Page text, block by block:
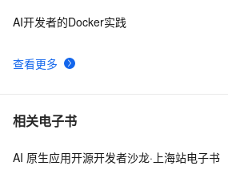
查看更多
AI开发者的Docker实践
相关电子书
AI 原生应用开源开发者沙龙·上海站电子书